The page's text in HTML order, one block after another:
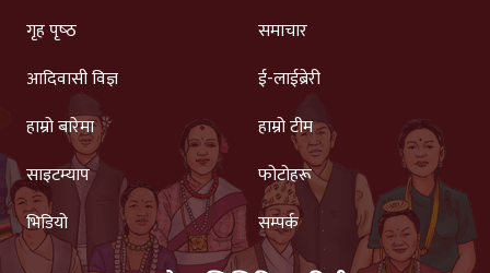
गृह पृष्‍ठ
समाचार
आदिवासी विज्ञ
ई-लाईब्रेरी
हाम्रो बारेमा
हाम्रो टीम
साइटम्याप
फोटोहरू
भिडियो
सम्पर्क